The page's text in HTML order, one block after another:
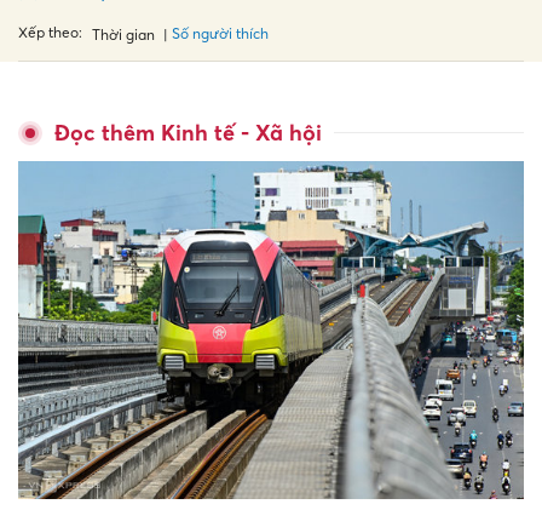
Xếp theo: Thời gian Số người thích
Đọc thêm Kinh tế - Xã hội